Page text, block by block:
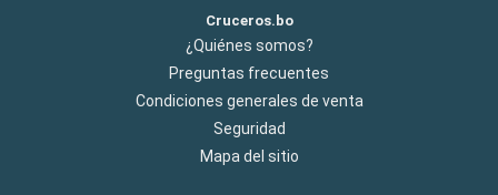
Cruceros.bo
¿Quiénes somos?
Preguntas frecuentes
Condiciones generales de venta
Seguridad
Mapa del sitio